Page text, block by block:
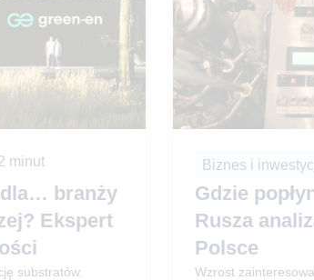
minut
branży
Ekspert
substratów.
Biznes i
Gdzie
Rusza
Polsce
Wzrost